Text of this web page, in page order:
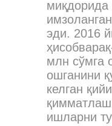
миқдорида
эди. 2016
млн сўмга
ошганини
келган
ишларни